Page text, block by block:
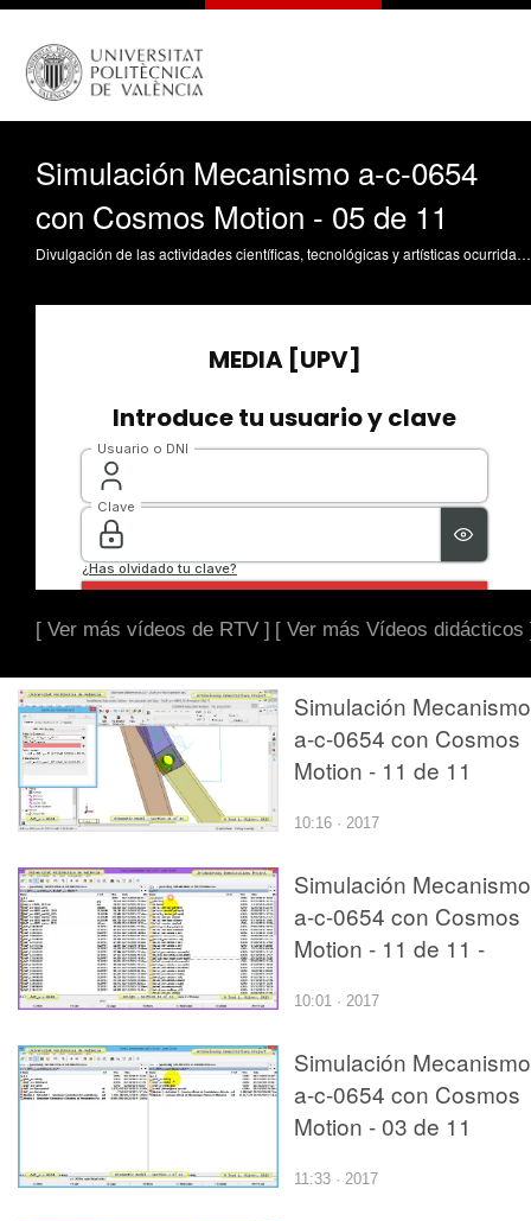
Simulación Mecanismo a-c-0654
con Cosmos Motion - 05 de 11
Divulgación de las actividades científicas, tecnológicas y artísticas ocurridas en los tres campus de la UPV
[ Ver más vídeos de RTV ] [ Ver más Vídeos didácticos
Simulación Mecanismo
a-c-0654 con Cosmos
Motion - 11 de 11
10:16 · 2017
Simulación Mecanismo
a-c-0654 con Cosmos
Motion - 11 de 11 -
10:01 · 2017
Simulación Mecanismo
a-c-0654 con Cosmos
Motion - 03 de 11
11:33 · 2017